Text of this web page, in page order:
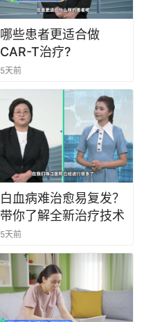
哪些患者更适合做
CAR-T治疗?
5天前
白血病难治愈易复发？
带你了解全新治疗技术
5天前